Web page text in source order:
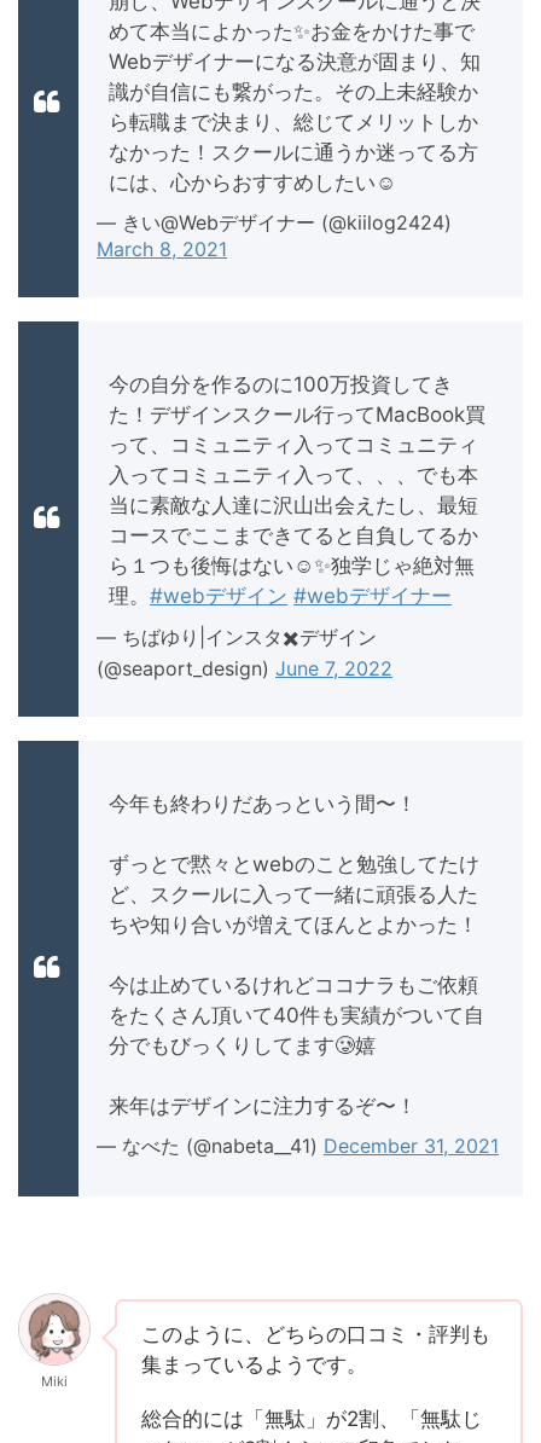
めて本当によかった✨お金をかけた事で
Webデザイナーになる決意が固まり、知
識が自信にも繋がった。その上未経験か
ら転職まで決まり、総じてメリットしか
なかった！スクールに通うか迷ってる方
には、心からおすすめしたい☺️
— きい@Webデザイナー (@kiilog2424)
March 8, 2021
今の自分を作るのに100万投資してき
た！デザインスクール行ってMacBook買
って、コミュニティ入ってコミュニティ
入ってコミュニティ入って、、、でも本
当に素敵な人達に沢山出会えたし、最短
コースでここまできてると自負してるか
ら１つも後悔はない☺️✨独学じゃ絶対無
理。 #webデザイン #webデザイナー
— ちばゆり|インスタ✖️デザイン
(@seaport_design) June 7, 2022
今年も終わりだあっという間〜！
ずっとで黙々とwebのこと勉強してたけ
ど、スクールに入って一緒に頑張る人た
ちや知り合いが増えてほんとよかった！
今は止めているけれどココナラもご依頼
をたくさん頂いて40件も実績がついて自
分でもびっくりしてます🥲嬉
来年はデザインに注力するぞ〜！
— なべた (@nabeta__41) December 31, 2021
Miki
このように、どちらの口コミ・評判も
集まっているようです。
総合的には「無駄」が2割、「無駄じ